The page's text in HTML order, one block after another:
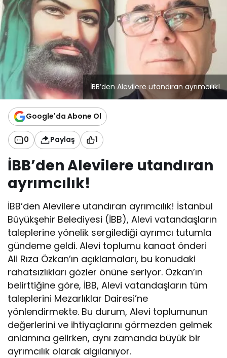
İBB’den Alevilere utandıran ayrımcılık!
Google'da Abone Ol
0 Paylaş 1
İBB’den Alevilere utandıran
ayrımcılık!
İBB’den Alevilere utandıran ayrımcılık! İstanbul
Büyükşehir Belediyesi (İBB), Alevi vatandaşların
taleplerine yönelik sergilediği ayrımcı tutumla
gündeme geldi. Alevi toplumu kanaat önderi
Ali Rıza Özkan’ın açıklamaları, bu konudaki
rahatsızlıkları gözler önüne seriyor. Özkan’ın
belirttiğine göre, İBB, Alevi vatandaşların tüm
taleplerini Mezarlıklar Dairesi’ne
yönlendirmekte. Bu durum, Alevi toplumunun
değerlerini ve ihtiyaçlarını görmezden gelmek
anlamına gelirken, aynı zamanda büyük bir
ayrımcılık olarak algılanıyor.